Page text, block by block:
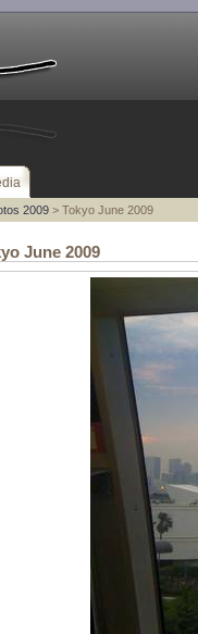
2009> Tokyo June 2009
June 2009